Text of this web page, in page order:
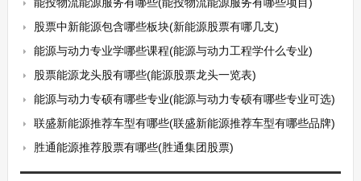
股票中新能源包含哪些板块(新能源股票有哪几支)
能源与动力专业学哪些课程(能源与动力工程学什么专业)
股票能源龙头股有哪些(能源股票龙头一览表)
能源与动力专硕有哪些专业(能源与动力专硕有哪些专业可选)
联盛新能源推荐车型有哪些(联盛新能源推荐车型有哪些品牌)
胜通能源推荐股票有哪些(胜通集团股票)